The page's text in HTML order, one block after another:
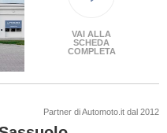
VAI ALLA
SCHEDA
COMPLETA
Partner di Automoto.it dal 2012